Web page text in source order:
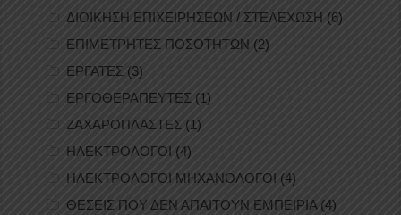
ΔΙΟΙΚΗΣΗ ΕΠΙΧΕΙΡΗΣΕΩΝ / ΣΤΕΛΕΧΩΣΗ (6)
ΕΠΙΜΕΤΡΗΤΕΣ ΠΟΣΟΤΗΤΩΝ (2)
ΕΡΓΑΤΕΣ (3)
ΕΡΓΟΘΕΡΑΠΕΥΤΕΣ (1)
ΖΑΧΑΡΟΠΛΑΣΤΕΣ (1)
ΗΛΕΚΤΡΟΛΟΓΟΙ (4)
ΗΛΕΚΤΡΟΛΟΓΟΙ ΜΗΧΑΝΟΛΟΓΟΙ (4)
ΘΕΣΕΙΣ ΠΟΥ ΔΕΝ ΑΠΑΙΤΟΥΝ ΕΜΠΕΙΡΙΑ(4)